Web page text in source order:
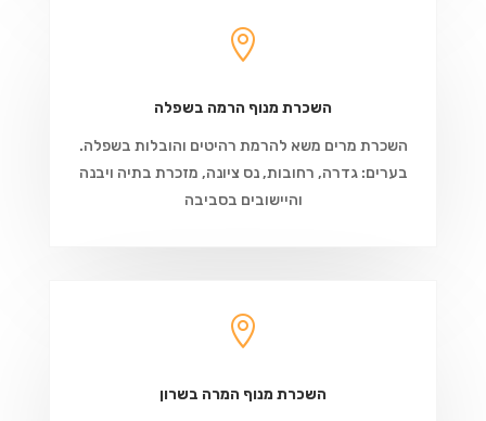

השכרת מנוף הרמה בשפלה
השכרת מרים משא להרמת רהיטים והובלות בשפלה.
בערים: גדרה, רחובות, נס ציונה, מזכרת בתיה ויבנה
והיישובים בסביבה

השכרת מנוף המרה בשרון